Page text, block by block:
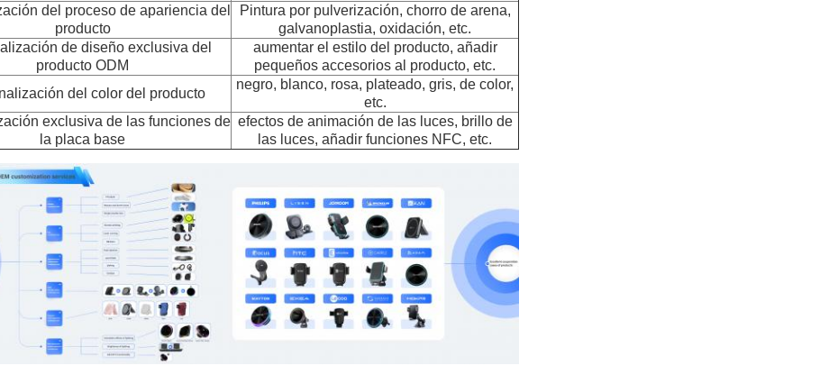
del proceso de apariencia del
producto
Pintura por pulverización, chorro de arena,
galvanoplastia, oxidación, etc.
de diseño exclusiva del
producto ODM
aumentar el estilo del producto, añadir
pequeños accesorios al producto, etc.
del color del producto
negro, blanco, rosa, plateado, gris, de color,
etc.
exclusiva de las funciones de
la placa base
efectos de animación de las luces, brillo de
las luces, añadir funciones NFC, etc.